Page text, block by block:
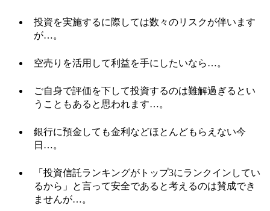
投資を実施するに際しては数々のリスクが伴います
が…。
空売りを活用して利益を手にしたいなら…。
ご自身で評価を下して投資するのは難解過ぎるとい
うこともあると思われます…。
銀行に預金しても金利などほとんどもらえない今
日…。
「投資信託ランキングがトップ3にランクインしてい
るから」と言って安全であると考えるのは賛成でき
ませんが…。